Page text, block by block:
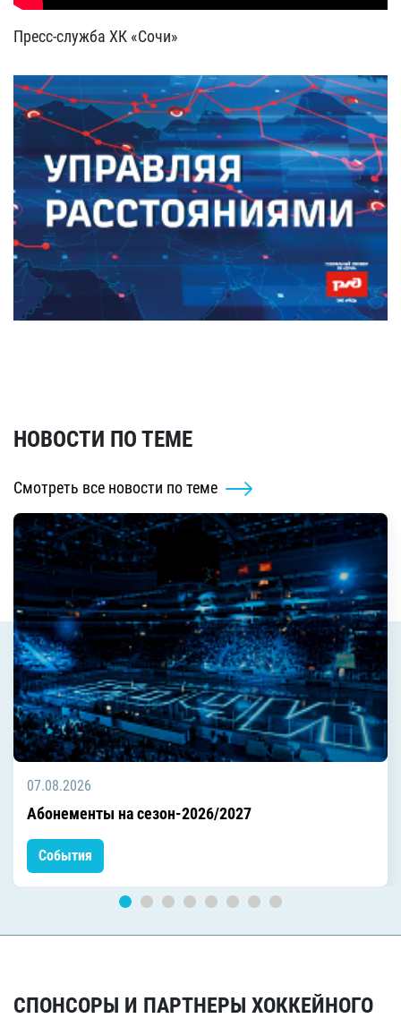
Пресс-служба ХК «Сочи»
НОВОСТИ ПО ТЕМЕ
Смотреть все новости по теме
07.08.2026
Абонементы на сезон-2026/2027
События
СПОНСОРЫ И ПАРТНЕРЫ ХОККЕЙНОГО